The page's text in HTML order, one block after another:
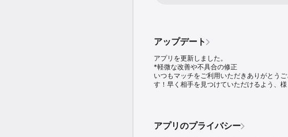
４、運転免許証や保険証などの公的書類によ
５、レコメンドされたお相手や検索したお
6、メッセージが盛り上げったらマッチトー
■登録・お相手の検索は無料です。
■Matchではお互いにいいね！を送り合わな
確認が必須です。
■テレビ電話機能はパソコンからもご利用頂
か、お別れになるか。双方、大人同士で
見つければ良いのかなと思います。
アップデート
アプリを更新しました。
*軽微な改善や不具合の修正
いつもマッチをご利用いただきありがとう
す！早く相手を見つけていただけるよう、
アプリのプライバシー